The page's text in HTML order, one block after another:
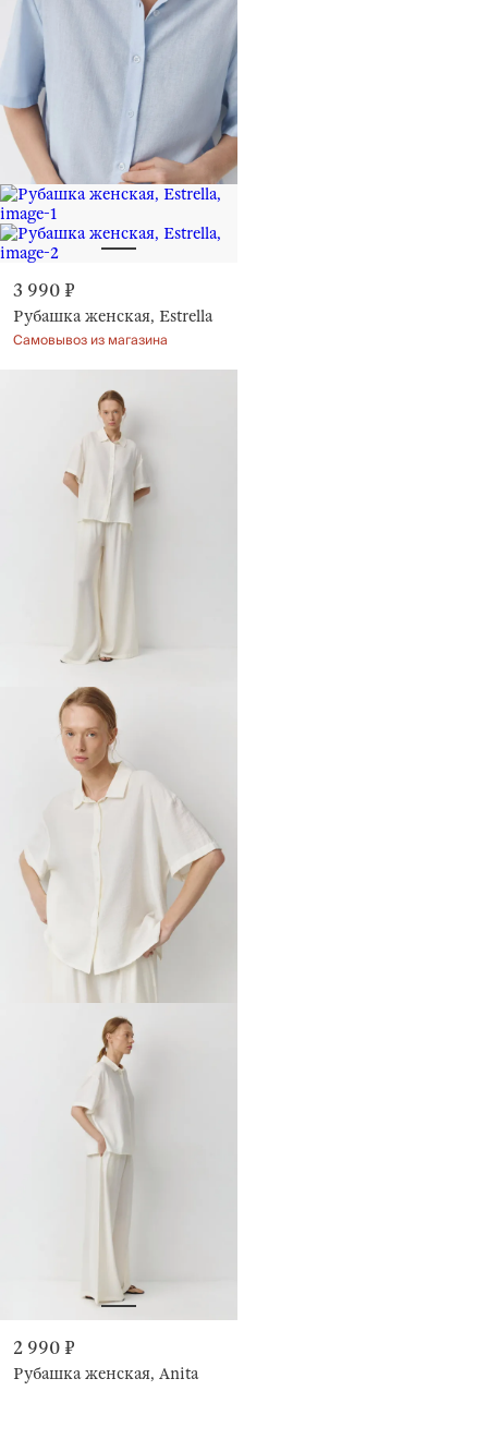
3 990 ₽
Рубашка женская, Estrella
Самовывоз из магазина
2 990 ₽
Рубашка женская, Anita